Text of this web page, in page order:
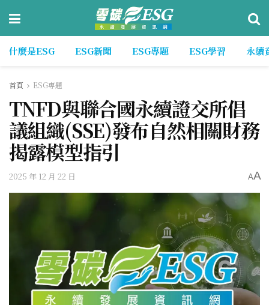
什麼是ESG ESG新聞 ESG專題 ESG學習 永續
首頁 ESG專題
TNFD與聯合國永續證交所倡
議組織(SSE)發布自然相關財務
揭露模型指引
2025 年 12 月 22 日 AA